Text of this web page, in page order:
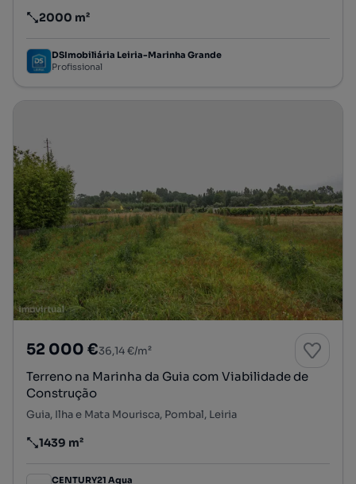
Preço por metro quadrado
2000 m²
DSImobiliária Leiria-Marinha Grande
Profissional
52 000 €36,14 €/m²
Terreno na Marinha da Guia com Viabilidade de
Construção
Guia, Ilha e Mata Mourisca, Pombal, Leiria
Preço por metro quadrado
1439 m²
CENTURY21 Aqua